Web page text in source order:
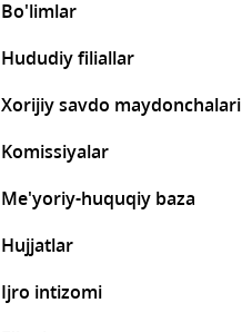
Bo'limlar
Hududiy filiallar
Xorijiy savdo maydonchalari
Komissiyalar
Me'yoriy-huquqiy baza
Hujjatlar
Ijro intizomi